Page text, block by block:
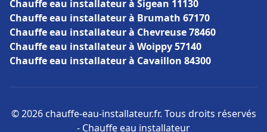
Chauffe eau installateur à Sigean 11130
Chauffe eau installateur à Brumath 67170
Chauffe eau installateur à Chevreuse 78460
Chauffe eau installateur à Woippy 57140
Chauffe eau installateur à Cavaillon 84300
© 2026 chauffe-eau-installateur.fr. Tous droits réservés
- Chauffe eau installateur